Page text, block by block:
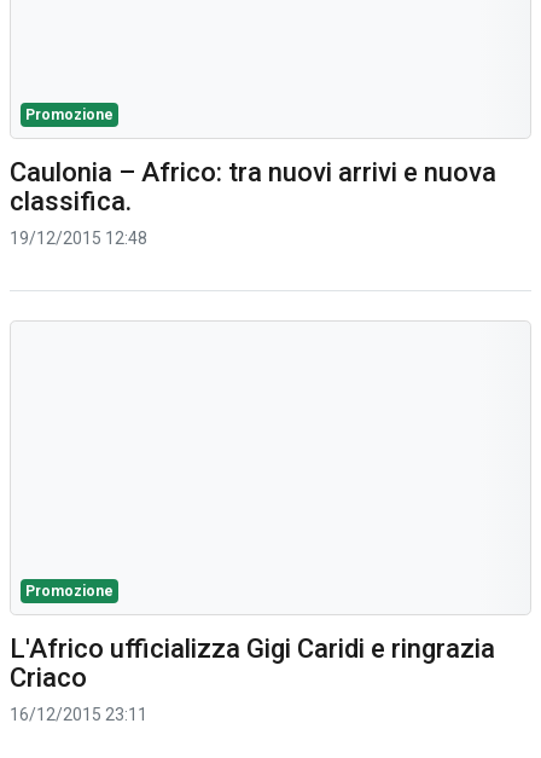
Promozione
Caulonia – Africo: tra nuovi arrivi e nuova
classifica.
19/12/2015 12:48
Promozione
L'Africo ufficializza Gigi Caridi e ringrazia
Criaco
16/12/2015 23:11